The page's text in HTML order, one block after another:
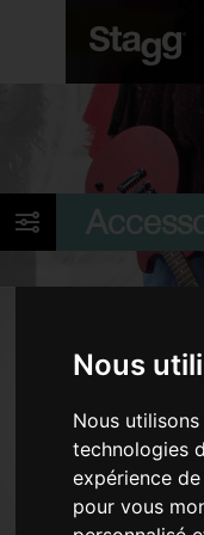
Nous
Nous
technologies
expérience
pour vous
Câbles
Banquettes et
Accordeurs et
Accessoires de
Stands